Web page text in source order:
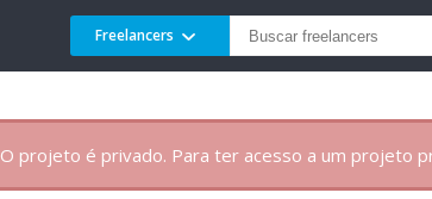
Freelancers
O projeto é privado. Para ter acesso a um projeto